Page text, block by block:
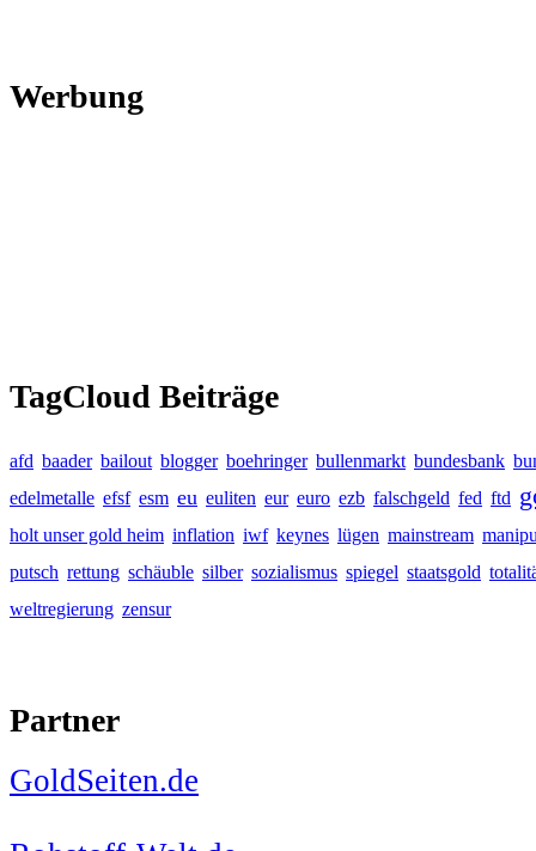
Werbung
TagCloud Beiträge
afd baader bailout blogger boehringer bullenmarkt bundesbank
edelmetalle efsf esm eu euliten eur euro ezb falschgeld fed ftd
holt unser gold heim inflation iwf keynes lügen mainstream
putsch rettung schäuble silber sozialismus spiegel staatsgold
weltregierung zensur
Partner
GoldSeiten.de